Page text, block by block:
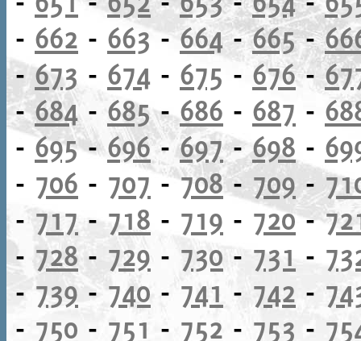
- 662 - 663-664-665-
-673 - 674 - 675 - 676-
-684 -685-686 - 687 -
-695-696-697-698 -
- 706 - 707 -708- 709-
-717 - 718 - 719 - 720-
-728- 729 - 730- 731 -
-739-740 - 741 - 742 -
- 750 - 751 - 752 - 753 -